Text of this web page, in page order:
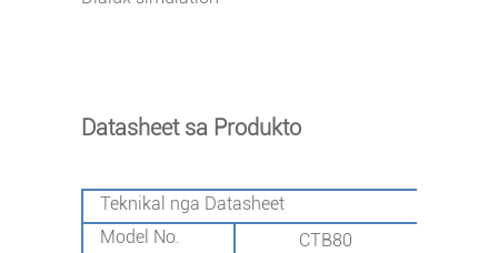
Datasheet sa Produkto
Teknikal nga Datasheet
Model No.
CTB80